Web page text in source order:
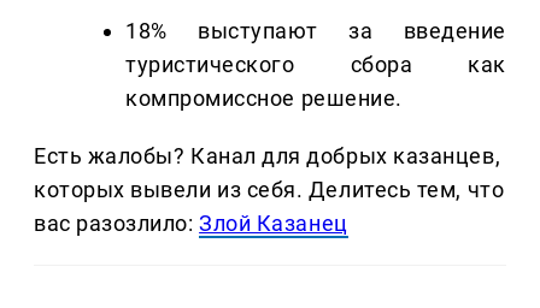
18% выступают за введение
туристического сбора как
компромиссное решение.
Есть жалобы? Канал для добрых казанцев,
которых вывели из себя. Делитеcь тем, что
вас разозлило:Злой Казанец